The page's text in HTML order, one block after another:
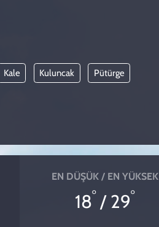
Kale Kuluncak Pütürge
EN DÜŞÜK / EN YÜKSEK
18° / 29°